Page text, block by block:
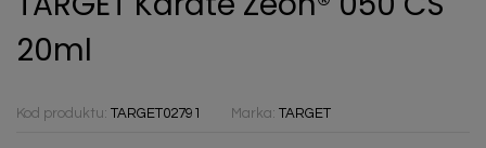
20ml
Kod produktu: TARGET02791 Marka: TARGET